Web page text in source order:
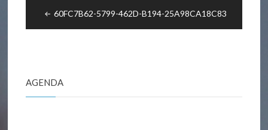
60FC7B62-5799-462D-B194-25A98CA18C83
AGENDA